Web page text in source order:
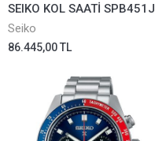
SEIKO KOL SAATİ SPB451J
Seiko
86.445,00 TL